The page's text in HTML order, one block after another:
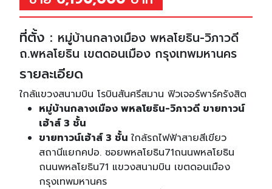
ที่ตั้ง : หมู่บ้านกลางเมือง พหลโยธิน-วิภาวดี
ถ.พหลโยธิน เขตดอนเมือง กรุงเทพมหานคร
รายละเอียด
ใกล้แขวงสนามบิน โรบินสันศรีสมาน ฟิวเจอร์พาร์ครังสิต
หมู่บ้านกลางเมือง พหลโยธิน-วิภาวดี ขายทาวน์
เฮ้าส์ 3 ชั้น
ขายทาวน์เฮ้าส์ 3 ชั้นใกล้รถไฟฟ้าสายสีเขียว
สถานีแยกคปอ. ซอยพหลโยธิน71ถนนพหลโยธิน
ถนนพหลโยธิน71 แขวงสนามบิน เขตดอนเมือง
กรุงเทพมหานคร